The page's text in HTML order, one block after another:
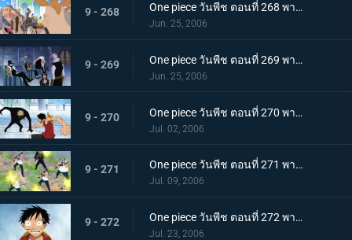
9 - 268 One piece วันพีช ตอนที่ 268 พากย์ไทย ไล่ตามลูฟี่! รวมพลังกลุ่มหมวกฟาง!
Jun. 25, 2006
9 - 269 One piece วันพีช ตอนที่ 269 พากย์ไทย โรบิ้นถูกหักหลัง! ความคิดของรัฐบาลโลก
Jun. 25, 2006
9 - 270 One piece วันพีช ตอนที่ 270 พากย์ไทย ศึกชิงโรบิ้น ลูฟี่ ปะทะ บรูโน่
Jul. 02, 2006
9 - 271 One piece วันพีช ตอนที่ 271 พากย์ไทย อย่าหยุดกับที่ จุดไฟตีโต้กลับไป!
Jul. 09, 2006
9 - 272 One piece วันพีช ตอนที่ 272 พากย์ไทย เบื้องหน้าลูฟี่! รวมพลกันที่ลานหน้าศาล!
Jul. 23, 2006